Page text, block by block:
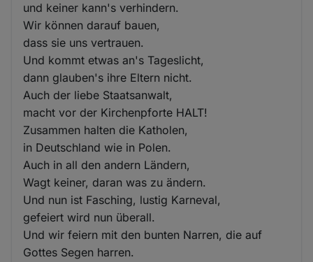
und keiner kann's verhindern.
Wir können darauf bauen,
dass sie uns vertrauen.
Und kommt etwas an's Tageslicht,
dann glauben's ihre Eltern nicht.
Auch der liebe Staatsanwalt,
macht vor der Kirchenpforte HALT!
Zusammen halten die Katholen,
in Deutschland wie in Polen.
Auch in all den andern Ländern,
Wagt keiner, daran was zu ändern.
Und nun ist Fasching, lustig Karneval,
gefeiert wird nun überall.
Und wir feiern mit den bunten Narren, die auf
Gottes Segen harren.